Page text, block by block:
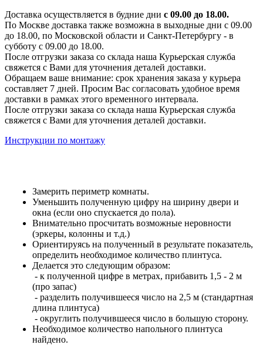
Доставка осуществляется в будние дни с 09.00 до 18.00.
По Москве доставка также возможна в выходные дни с 09.00
до 18.00, по Московской области и Санкт-Петербургу - в
субботу с 09.00 до 18.00.
После отгрузки заказа со склада наша Курьерская служба
свяжется с Вами для уточнения деталей доставки.
Обращаем ваше внимание: срок хранения заказа у курьера
составляет 7 дней. Просим Вас согласовать удобное время
доставки в рамках этого временного интервала.
После отгрузки заказа со склада наша Курьерская служба
свяжется с Вами для уточнения деталей доставки.
Инструкции по монтажу
Замерить периметр комнаты.
Уменьшить полученную цифру на ширину двери и
окна (если оно спускается до пола).
Внимательно просчитать возможные неровности
(эркеры, колонны и т.д.)
Ориентируясь на полученный в результате показатель,
определить необходимое количество плинтуса.
Делается это следующим образом:
- к полученной цифре в метрах, прибавить 1,5 - 2 м
(про запас)
- разделить получившееся число на 2,5 м (стандартная
длина плинтуса)
- округлить получившееся число в большую сторону.
Необходимое количество напольного плинтуса
найдено.